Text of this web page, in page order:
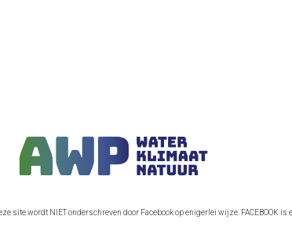
site wordt NIET onderschreven door Facebook op enigerlei wijze. FACEBOOK is